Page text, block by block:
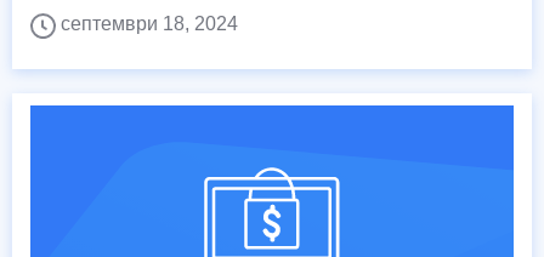
септември 18, 2024